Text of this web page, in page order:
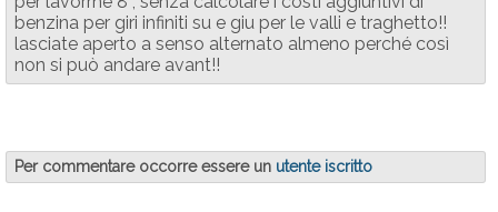
benzina per giri infiniti su e giu per le valli e traghetto!!
lasciate aperto a senso alternato almeno perché così
non si può andare avant!!
Per commentare occorre essere un utente iscritto